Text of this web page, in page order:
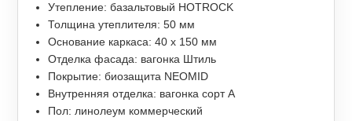
Утепление: базальтовый HOTROCK
Толщина утеплителя: 50 мм
Основание каркаса: 40 х 150 мм
Отделка фасада: вагонка Штиль
Покрытие: биозащита NEOMID
Внутренняя отделка: вагонка сорт А
Пол: линолеум коммерческий